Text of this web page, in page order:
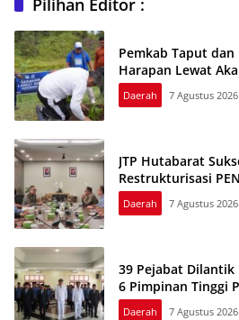
Pilihan Editor :
Pemkab Taput
Harapan Lewat
Daerah 7 Agustus 2026
JTP Hutabarat
Restrukturisasi
Daerah 7 Agustus 2026
39 Pejabat
6 Pimpinan Tinggi
Daerah 7 Agustus 2026